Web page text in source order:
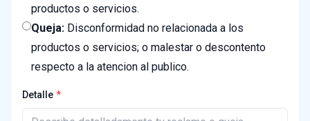
productos o servicios.
Queja: Disconformidad no relacionada a los
productos o servicios; o malestar o descontento
respecto a la atencion al publico.
Detalle